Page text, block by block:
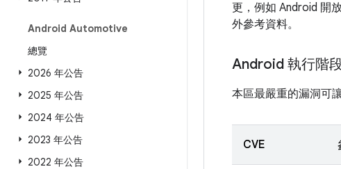
Android Automotive
總覽
2026 年公告
2025 年公告
2024 年公告
2023 年公告
2022 年公告
更，例如 Android 開
外參考資料。
Android 執行階
本區最嚴重的漏洞可
CVE